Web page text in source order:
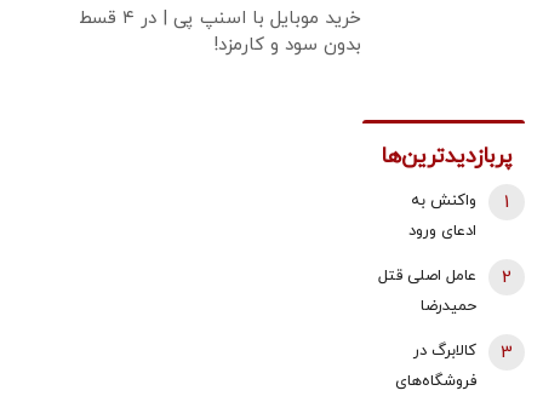
خرید موبایل با اسنپ پی | در ۴ قسط
بدون سود و کارمزد!
پربازدیدترین‌ها
واکنش به
ادعای ورود
حمله به بیت
رهبری/ رییس
1
عامل اصلی قتل
حمیدرضا
رجب‌زاده
دستگیر شد
2
کالابرگ در
فروشگاه‌های
3